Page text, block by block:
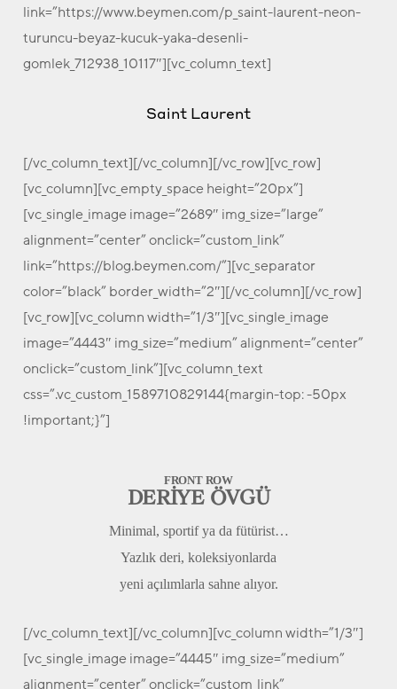
link=”https://www.beymen.com/p_saint-laurent-neon-
turuncu-beyaz-kucuk-yaka-desenli-
gomlek_712938_10117″][vc_column_text]
Saint Laurent
[/vc_column_text][/vc_column][/vc_row][vc_row]
[vc_column][vc_empty_space height=”20px”]
[vc_single_image image=”2689″ img_size=”large”
alignment=”center” onclick=”custom_link”
link=”https://blog.beymen.com/”][vc_separator
color=”black” border_width=”2″][/vc_column][/vc_row]
[vc_row][vc_column width=”1/3″][vc_single_image
image=”4443″ img_size=”medium” alignment=”center”
onclick=”custom_link”][vc_column_text
css=”.vc_custom_1589710829144{margin-top: -50px
!important;}”]
FRONT ROW
DERİYE ÖVGÜ
Minimal, sportif ya da fütürist…
Yazlık deri, koleksiyonlarda
yeni açılımlarla sahne alıyor.
[/vc_column_text][/vc_column][vc_column width=”1/3″]
[vc_single_image image=”4445″ img_size=”medium”
alignment=”center” onclick=”custom_link”